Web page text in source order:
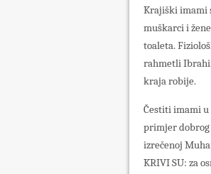
Krajiški imami
muškarci i
toaleta.
rahmetli
kraja robije.
Čestiti imami
primjer dobrog
izrečenoj
KRIVI SU: za